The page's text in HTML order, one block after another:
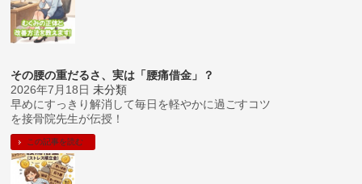
その腰の重だるさ、実は「腰痛借金」？
2026年7月18日 未分類
早めにすっきり解消して毎日を軽やかに過ごすコツ
を接骨院先生が伝授！
この記事を読む